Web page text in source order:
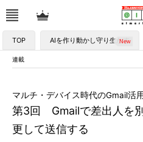
TOP AIを作り動かし守り生かす
連載
第3回 Gmailで差出人を
更して送信する
マルチ・デバイス時代のGmail活